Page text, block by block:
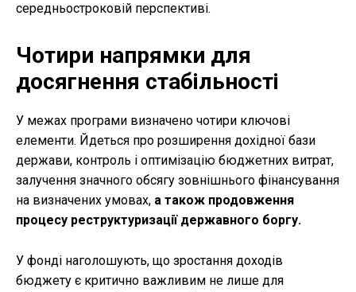
середньостроковій перспективі.
Чотири напрямки для
досягнення стабільності
У межах програми визначено чотири ключові
елементи. Йдеться про розширення дохідної бази
держави, контроль і оптимізацію бюджетних витрат,
залучення значного обсягу зовнішнього фінансування
на визначених умовах, а також продовження
процесу реструктуризації державного боргу.
У фонді наголошують, що зростання доходів
бюджету є критично важливим не лише для